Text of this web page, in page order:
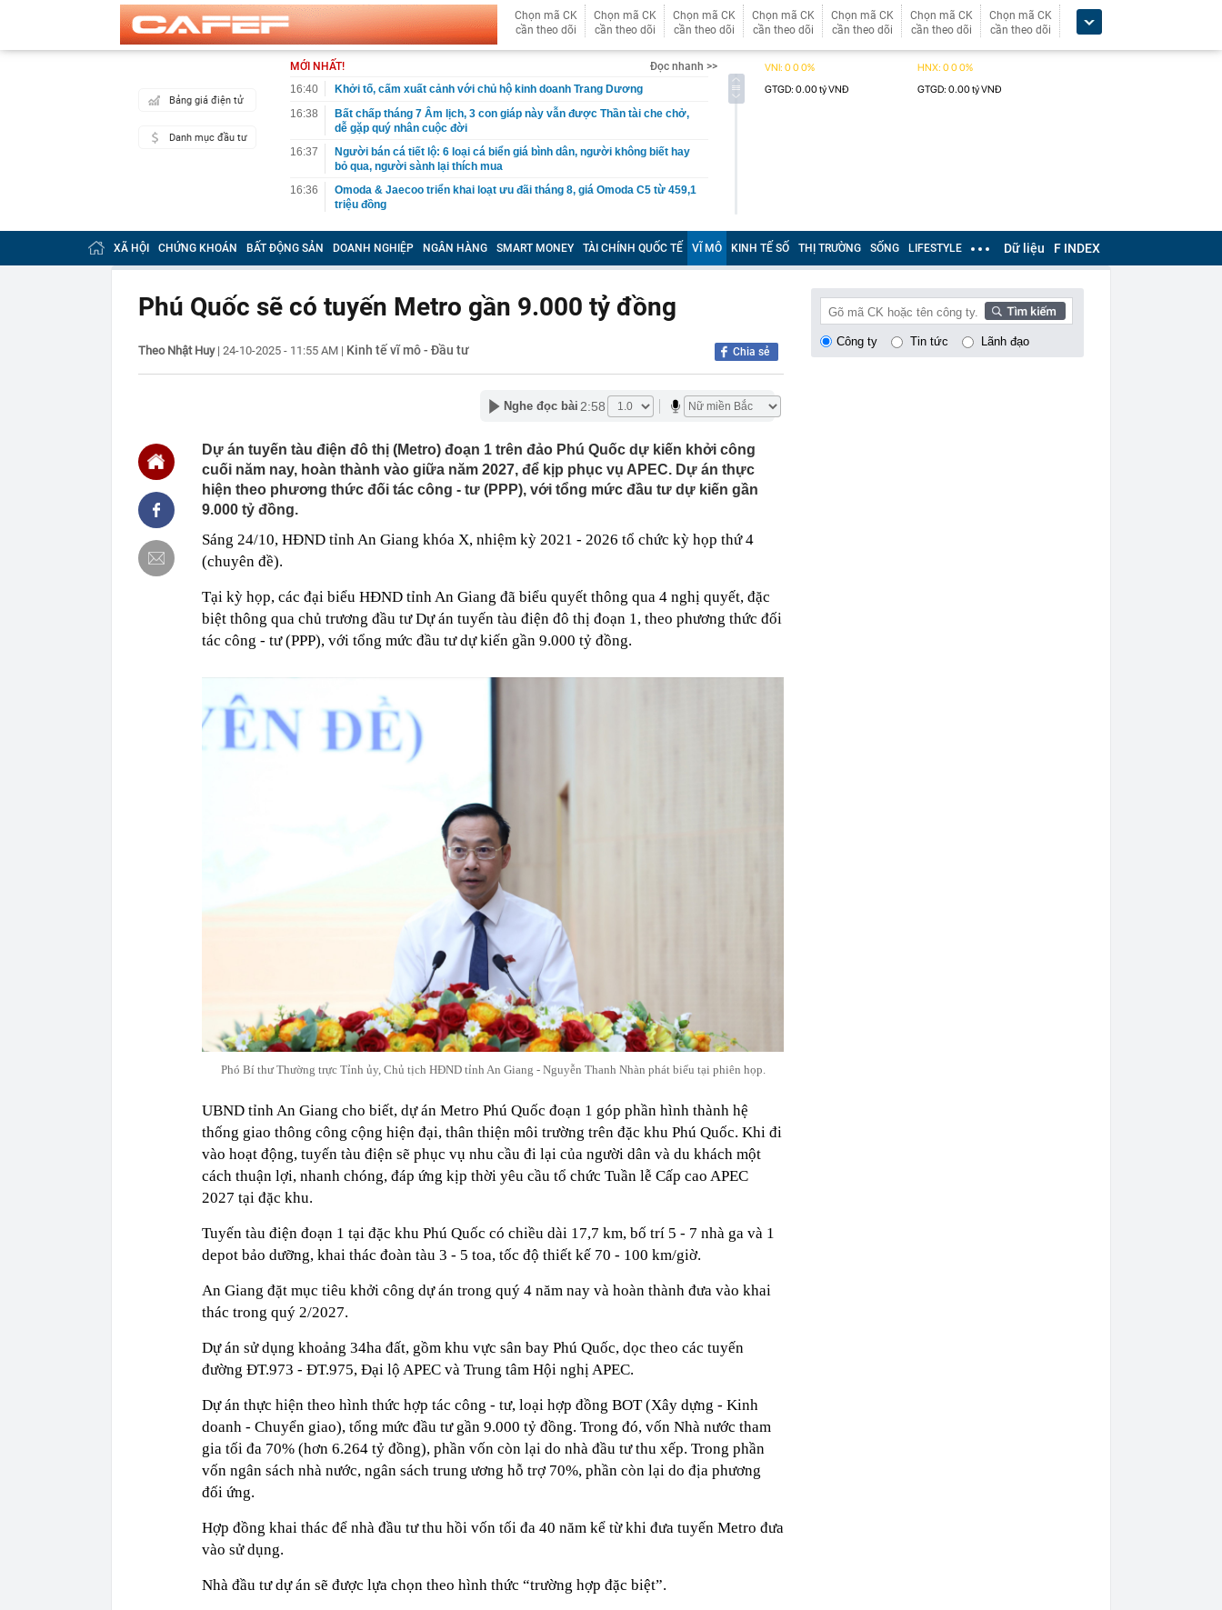
Chọn mã CK
cần theo dõi
Chọn mã CK
cần theo dõi
Chọn mã CK
cần theo dõi
Chọn mã CK
cần theo dõi
Chọn mã CK
cần theo dõi
Chọn mã CK
cần theo dõi
Chọn mã CK
cần theo dõi
Bảng giá điện tử
Danh mục đầu tư
MỚI NHẤT!
Đọc nhanh >>
16:40
Khởi tố, cấm xuất cảnh với chủ hộ kinh doanh Trang Dương
16:38
Bất chấp tháng 7 Âm lịch, 3 con giáp này vẫn được Thần tài che chở,
dễ gặp quý nhân cuộc đời
16:37
Người bán cá tiết lộ: 6 loại cá biển giá bình dân, người không biết hay
bỏ qua, người sành lại thích mua
16:36
Omoda & Jaecoo triển khai loạt ưu đãi tháng 8, giá Omoda C5 từ 459,1
triệu đồng
16:33
Vì sao ngày càng nhiều gia đình không còn lát kín sân bằng gạch? 2
cách làm vừa mát vừa thoát nước tốt đang dần trở thành xu hướng
khi nở hoa ai cũng trầm trồ.
16:27
Tỉ phú sáng lập 'cá voi' Strategy: ChatGPT giúp tôi kiếm 15 tỷ USD,
16:21
Tin vui cho người dùng ChatGPT miễn phí
Vietcombank sang tài khoản VietinBank của Lò Thị Ly, công an lập tức
mẻ
16:17
Thêm 5 tuyến cao tốc Quảng Ngãi đến Nha Trang thu phí không dừng
từ ngày 14/8
16:16
16:16
Hiện trường vụ xe đầu kéo chở nhiều ô tô Lexus bốc cháy trên cao tốc
Hà Nội - Hải Phòng
16:13
F88 tiếp tục chào bán hơn 11 triệu cổ phiếu chưa được phân phối hết
16:12
Mang 6,6 tỷ đồng ra ngân hàng gửi tiết kiệm, cụ ông ngỡ ngàng khi tất
cả là tiền giả
ngày 31/8
16:07
Ô tô Honda sẽ rẻ hơn rất nhiều nhờ khung gầm do hãng mẹ Jaguar
Land Rover phát triển?
Hơn 90% người dùng không biết công dụng của chiếc lỗ trên thước
XÃ HỘI CHỨNG KHOÁN BẤT ĐỘNG SẢN DOANH NGHIỆP NGÂN HÀNG SMART MONEY TÀI CHÍNH QUỐC TẾ VĨ MÔ KINH TẾ SỐ THỊ TRƯỜNG SỐNG LIFESTYLE Dữ liệu F INDEX
Phú Quốc sẽ có tuyến Metro gần 9.000 tỷ đồng
Theo Nhật Huy | 24-10-2025 - 11:55 AM | Kinh tế vĩ mô - Đầu tư Chia sẻ
Nghe đọc bài 2:58
Dự án tuyến tàu điện đô thị (Metro) đoạn 1 trên đảo Phú Quốc dự kiến khởi công
cuối năm nay, hoàn thành vào giữa năm 2027, để kịp phục vụ APEC. Dự án thực
hiện theo phương thức đối tác công - tư (PPP), với tổng mức đầu tư dự kiến gần
9.000 tỷ đồng.
Sáng 24/10, HĐND tỉnh An Giang khóa X, nhiệm kỳ 2021 - 2026 tổ chức kỳ họp thứ 4
(chuyên đề).
Tại kỳ họp, các đại biểu HĐND tỉnh An Giang đã biểu quyết thông qua 4 nghị quyết, đặc
biệt thông qua chủ trương đầu tư Dự án tuyến tàu điện đô thị đoạn 1, theo phương thức đối
tác công - tư (PPP), với tổng mức đầu tư dự kiến gần 9.000 tỷ đồng.
Phó Bí thư Thường trực Tỉnh ủy, Chủ tịch HĐND tỉnh An Giang - Nguyễn Thanh Nhàn phát biểu tại phiên họp.
UBND tỉnh An Giang cho biết, dự án Metro Phú Quốc đoạn 1 góp phần hình thành hệ
thống giao thông công cộng hiện đại, thân thiện môi trường trên đặc khu Phú Quốc. Khi đi
vào hoạt động, tuyến tàu điện sẽ phục vụ nhu cầu đi lại của người dân và du khách một
cách thuận lợi, nhanh chóng, đáp ứng kịp thời yêu cầu tổ chức Tuần lễ Cấp cao APEC
2027 tại đặc khu.
Tuyến tàu điện đoạn 1 tại đặc khu Phú Quốc có chiều dài 17,7 km, bố trí 5 - 7 nhà ga và 1
depot bảo dưỡng, khai thác đoàn tàu 3 - 5 toa, tốc độ thiết kế 70 - 100 km/giờ.
An Giang đặt mục tiêu khởi công dự án trong quý 4 năm nay và hoàn thành đưa vào khai
thác trong quý 2/2027.
Dự án sử dụng khoảng 34ha đất, gồm khu vực sân bay Phú Quốc, dọc theo các tuyến
đường ĐT.973 - ĐT.975, Đại lộ APEC và Trung tâm Hội nghị APEC.
Dự án thực hiện theo hình thức hợp tác công - tư, loại hợp đồng BOT (Xây dựng - Kinh
doanh - Chuyển giao), tổng mức đầu tư gần 9.000 tỷ đồng. Trong đó, vốn Nhà nước tham
gia tối đa 70% (hơn 6.264 tỷ đồng), phần vốn còn lại do nhà đầu tư thu xếp. Trong phần
vốn ngân sách nhà nước, ngân sách trung ương hỗ trợ 70%, phần còn lại do địa phương
đối ứng.
Hợp đồng khai thác để nhà đầu tư thu hồi vốn tối đa 40 năm kể từ khi đưa tuyến Metro đưa
vào sử dụng.
Nhà đầu tư dự án sẽ được lựa chọn theo hình thức “trường hợp đặc biệt”.
Công ty Tin tức Lãnh đạo